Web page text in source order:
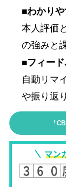
■わかり
本人評価
の強みと
■フィー
自動リマ
や振り返
「